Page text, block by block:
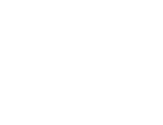
下狠手拳打脚踢